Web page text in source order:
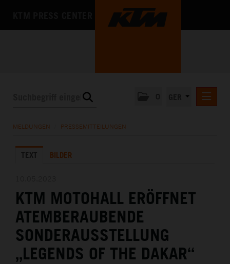
MEDIA
MELDUNGEN PRESSEMITTEILUNGEN
TEXT BILDER
KTM MOTOHALL ERÖFFNET
ATEMBERAUBENDE
SONDERAUSSTELLUNG
„LEGENDS OF THE DAKAR“